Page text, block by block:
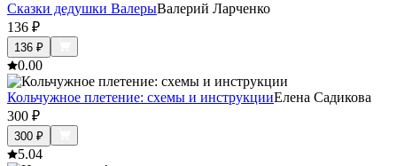
Сказки дедушки ВалерыВалерий Ларченко
136 ₽
136 ₽
0.00
Кольчужное плетение: схемы и инструкцииЕлена Садикова
300 ₽
300 ₽
5.04